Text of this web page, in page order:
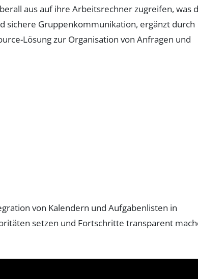
aus auf ihre Arbeitsrechner zugreifen, was
sichere Gruppenkommunikation, ergänzt durch
Lösung zur Organisation von Anfragen und
von Kalendern und Aufgabenlisten in
setzen und Fortschritte transparent